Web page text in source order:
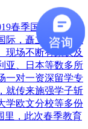
春季国际教育
际，矗立在春日的
现场不断有家长及
亚、日本等数多所
一对一资深留学专
就传来施强学子斩
学欧文分校等多份
里，此次春季教育